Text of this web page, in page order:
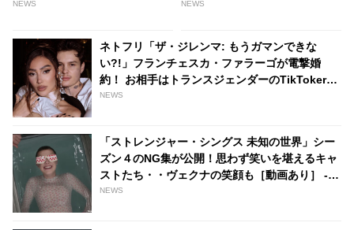
ち切り？ - tvgroove
NEWS
発言に弟ディランが待った！？
NEWS
ネトフリ「ザ・ジレンマ: もうガマンできな
い?!」フランチェスカ・ファラーゴが電撃婚
約！ お相手はトランスジェンダーのTikToker、
しあわせいっぱいの姿をシェア［写真あり］ -
NEWS
「ストレンジャー・シングス 未知の世界」シー
ズン４のNG集が公開！思わず笑いを堪えるキャ
ストたち・・ヴェクナの笑顔も［動画あり］ -
tvgroove
NEWS